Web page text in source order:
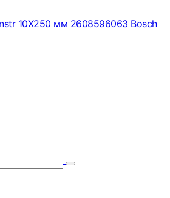
10X250 мм 2608596063 Bosch